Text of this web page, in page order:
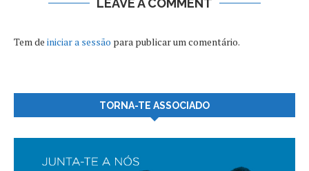
LEAVE A COMMENT
Tem de iniciar a sessão para publicar um comentário.
TORNA-TE ASSOCIADO